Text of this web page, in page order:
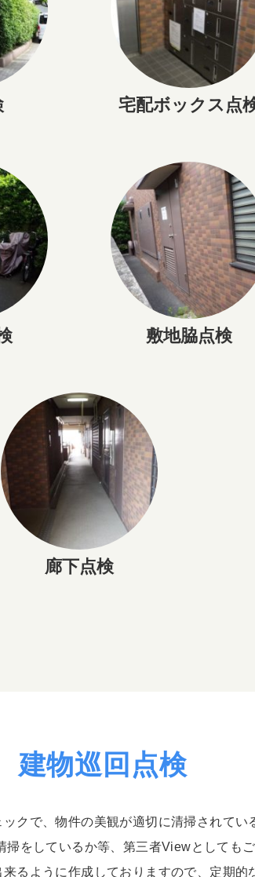
宅配ボックス点
敷地脇点検
廊下点検
建物巡回点検
クで、物件の美観が適切に清掃されてい
掃をしているか等、第三者Viewとしても
るように作成しておりますので、定期的